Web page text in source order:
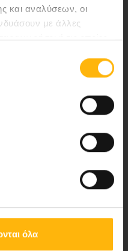
και αναλύσεων, οι
με άλλες
ή τις οποίες
όλα
210 61 84 000